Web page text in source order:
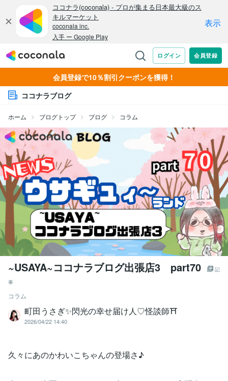
会員登録で10％割引クーポンを獲得！
ココナラブログ
ホーム ブログトップ ブログ コラム
~USAYA~ココナラブログ出張店3 part70
記
事
コラム
町田うさぎ✨閃光の幸せ届け人♡怪談師⛩️
2026/04/22 14:40
久々にあのかわいこちゃんの登場さ♪